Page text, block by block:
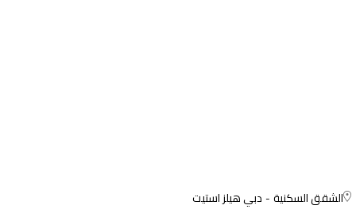
الشقق السكنية دبي هيلز استيت